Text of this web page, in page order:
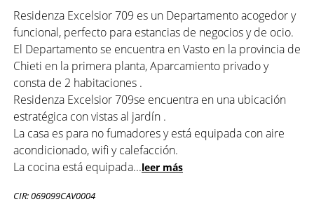
Residenza Excelsior 709 es un Departamento acogedor y
funcional, perfecto para estancias de negocios y de ocio.
El Departamento se encuentra en Vasto en la provincia de
Chieti en la primera planta, Aparcamiento privado y
consta de 2 habitaciones .
Residenza Excelsior 709se encuentra en una ubicación
estratégica con vistas al jardín .
La casa es para no fumadores y está equipada con aire
acondicionado, wifi y calefacción.
La cocina está equipada...leer más
CIR: 069099CAV0004